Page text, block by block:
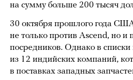
на сумму больше 200 тысяч
30 октября прошлого года
не только против Ascend, но и
посредников. Однако в
из 12 индийских компаний,
в поставках западных